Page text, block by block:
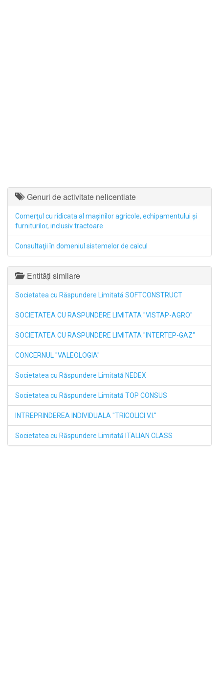
Genuri de activitate nelicentiate
Comerţul cu ridicata al maşinilor agricole, echipamentului şi
furniturilor, inclusiv tractoare
Consultaţii în domeniul sistemelor de calcul
Entități similare
Societatea cu Răspundere Limitată SOFTCONSTRUCT
SOCIETATEA CU RASPUNDERE LIMITATA "VISTAP-AGRO"
SOCIETATEA CU RASPUNDERE LIMITATA "INTERTEP-GAZ"
CONCERNUL "VALEOLOGIA"
Societatea cu Răspundere Limitată NEDEX
Societatea cu Răspundere Limitată TOP CONSUS
INTREPRINDEREA INDIVIDUALA "TRICOLICI V.I."
Societatea cu Răspundere Limitată ITALIAN CLASS